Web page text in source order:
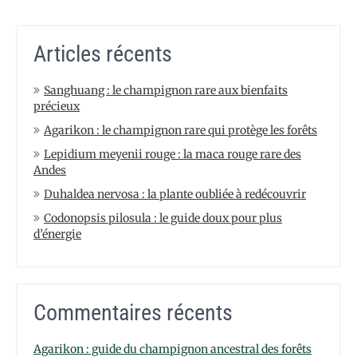
Articles récents
Sanghuang : le champignon rare aux bienfaits
précieux
Agarikon : le champignon rare qui protège les forêts
Lepidium meyenii rouge : la maca rouge rare des
Andes
Duhaldea nervosa : la plante oubliée à redécouvrir
Codonopsis pilosula : le guide doux pour plus
d’énergie
Commentaires récents
Agarikon : guide du champignon ancestral des forêts